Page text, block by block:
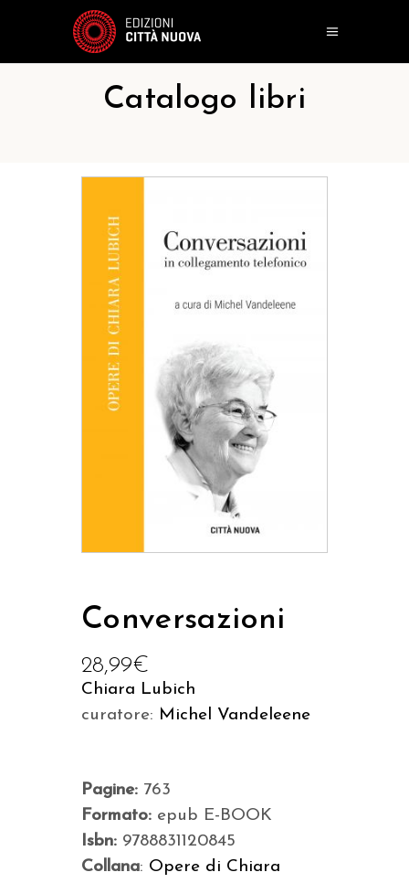
Catalogo libri
Conversazioni
28,99€
Chiara Lubich
curatore: Michel Vandeleene
Pagine: 763
Formato: epub E-BOOK
Isbn: 9788831120845
Collana: Opere di Chiara